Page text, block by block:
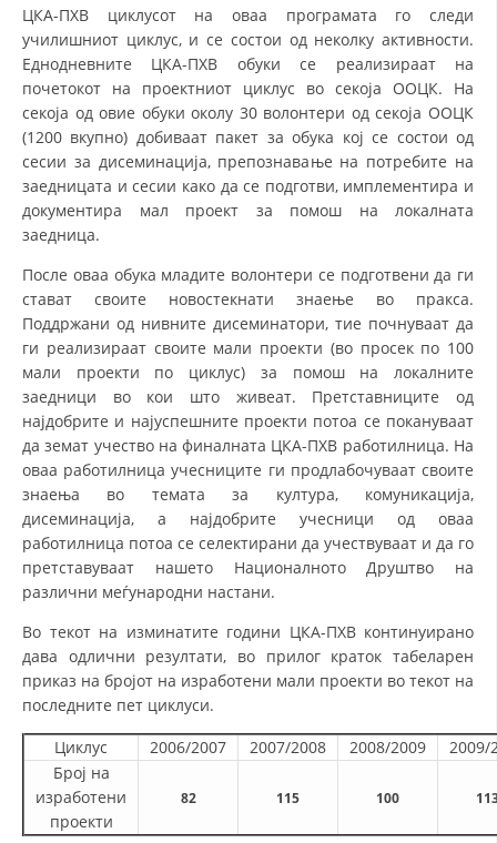
ЗДРАВСТВЕНО ПРЕВЕНТИВНА ДЕЈНОСТ
КРВОДАРИТЕЛСТВО
ИНФОРМАЦИИ ЗА БОЛЕСТИ
МЕНАЏМЕНТ НА ВОЛОНТЕРИ
ДЕЈСТВУВАЊЕ
ПРИРАЧНИЦИ
СТРАТЕГИИ
ЕДУКАТИВНО ИНФОРМАТИВНИ МАТЕРИЈАЛИ
БРОШУРИ
ПРЕЗЕНТАЦИИ
ЦКА-ПХВ циклусот на оваа програмата го следи
училишниот циклус, и се состои од неколку активности.
Еднодневните ЦКА-ПХВ обуки се реализираат на
почетокот на проектниот циклус во секоја ООЦК. На
секоја од овие обуки околу 30 волонтери од секоја ООЦК
(1200 вкупно) добиваат пакет за обука кој се состои од
сесии за дисеминација, препознавање на потребите на
заедницата и сесии како да се подготви, имплементира и
документира мал проект за помош на локалната
заедница.
После оваа обука младите волонтери се подготвени да ги
стават своите новостекнати знаење во пракса.
Поддржани од нивните дисеминатори, тие почнуваат да
ги реализираат своите мали проекти (во просек по 100
мали проекти по циклус) за помош на локалните
заедници во кои што живеат. Претставниците од
најдобрите и најуспешните проекти потоа се покануваат
да земат учество на финалната ЦКА-ПХВ работилница. На
оваа работилница учесниците ги продлабочуваат своите
знаења во темата за култура, комуникација,
дисеминација, а најдобрите учесници од оваа
работилница потоа се селектирани да учествуваат и да го
претставуваат нашето Националното Друштво на
различни меѓународни настани.
Во текот на изминатите години ЦКА-ПХВ континуирано
дава одлични резултати, во прилог краток табеларен
приказ на бројот на изработени мали проекти во текот на
последните пет циклуси.
Циклус
2006/2007 2007/2008 2008/2009
2009/
Број на
изработени
проекти
82 115 100